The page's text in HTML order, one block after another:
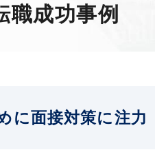
職成功事例
に面接対策に注力